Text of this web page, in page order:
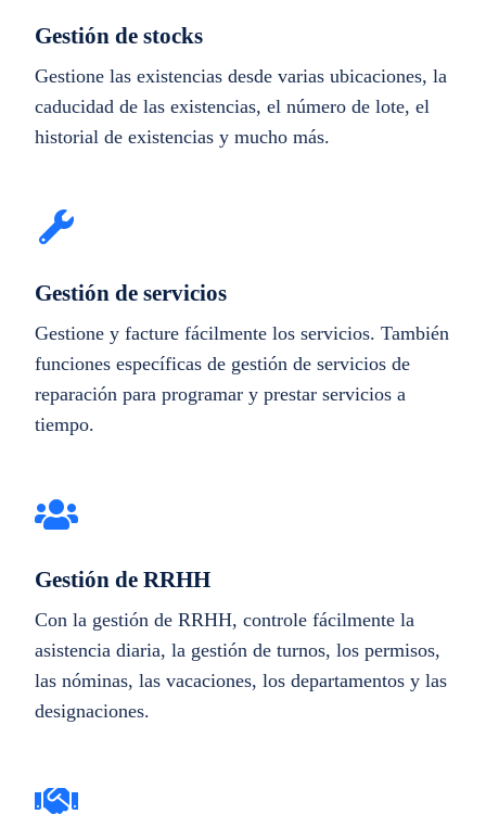
Gestión de stocks
Gestione las existencias desde varias ubicaciones, la
caducidad de las existencias, el número de lote, el
historial de existencias y mucho más.
Gestión de servicios
Gestione y facture fácilmente los servicios. También
funciones específicas de gestión de servicios de
reparación para programar y prestar servicios a
tiempo.
Gestión de RRHH
Con la gestión de RRHH, controle fácilmente la
asistencia diaria, la gestión de turnos, los permisos,
las nóminas, las vacaciones, los departamentos y las
designaciones.